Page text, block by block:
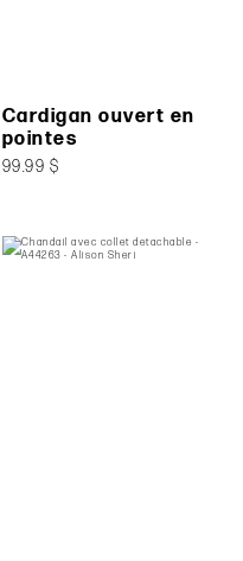
Cardigan ouvert en
pointes
99.99 $